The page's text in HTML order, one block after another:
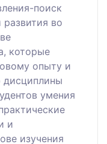
поиск
во
которые
опыту и
умения
и
изучения